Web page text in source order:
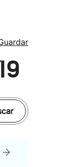
Lo último